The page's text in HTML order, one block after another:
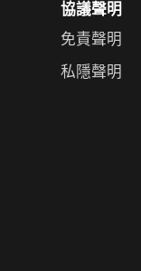
協議聲明
免責聲明
私隱聲明